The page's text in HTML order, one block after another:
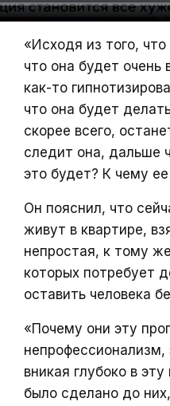
«Исходя из того,
что она будет
как-то
что она будет
скорее всего,
следит она, дальше
это будет? К чему
Он пояснил, что
живут в квартире,
непростая, к тому
которых потребует
оставить человека
«Почему они эту
вникая глубоко в
было сделано до